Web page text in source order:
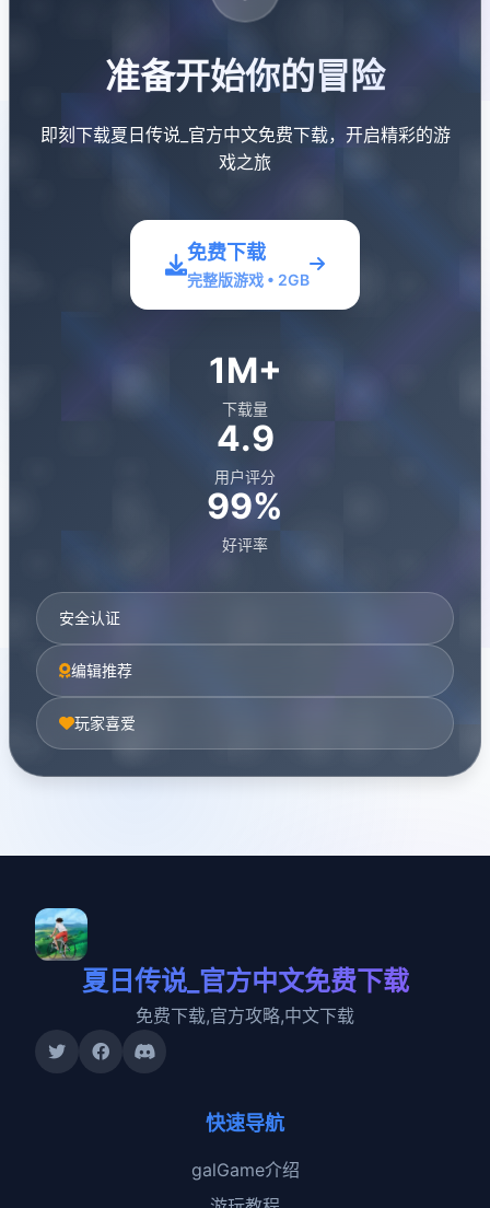
准备开始你的冒险
即刻下载夏日传说_官方中文免费下载，开启精彩的游
戏之旅
免费下载
完整版游戏 • 2GB
1M+
下载量
4.9
用户评分
99%
好评率
安全认证
编辑推荐
玩家喜爱
夏日传说_官方中文免费下载
免费下载,官方攻略,中文下载
快速导航
galGame介绍